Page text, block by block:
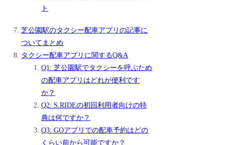
ト
芝公園駅のタクシー配車アプリの記事に
ついてまとめ
タクシー配車アプリに関するQ&A
Q1: 芝公園駅でタクシーを呼ぶため
の配車アプリはどれが便利です
か？
Q2: S.RIDEの初回利用者向けの特
典は何ですか？
Q3: GOアプリでの配車予約はどの
くらい前から可能ですか？